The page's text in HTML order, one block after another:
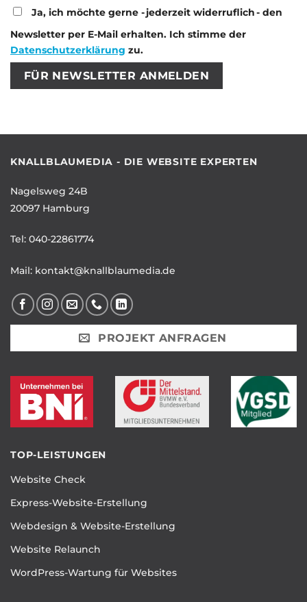
Ja, ich möchte gerne - jederzeit widerruflich - den
Newsletter per E-Mail erhalten. Ich stimme der
Datenschutzerklärung zu.
Bitte lasse dieses Feld leer.
Bitte lasse dieses Feld leer.
KNALLBLAUMEDIA - DIE WEBSITE EXPERTEN
Nagelsweg 24B
20097 Hamburg
Tel: 040-22861774
Mail: kontakt@knallblaumedia.de
PROJEKT ANFRAGEN
TOP-LEISTUNGEN
Website Check
Express-Website-Erstellung
Webdesign & Website-Erstellung
Website Relaunch
WordPress-Wartung für Websites